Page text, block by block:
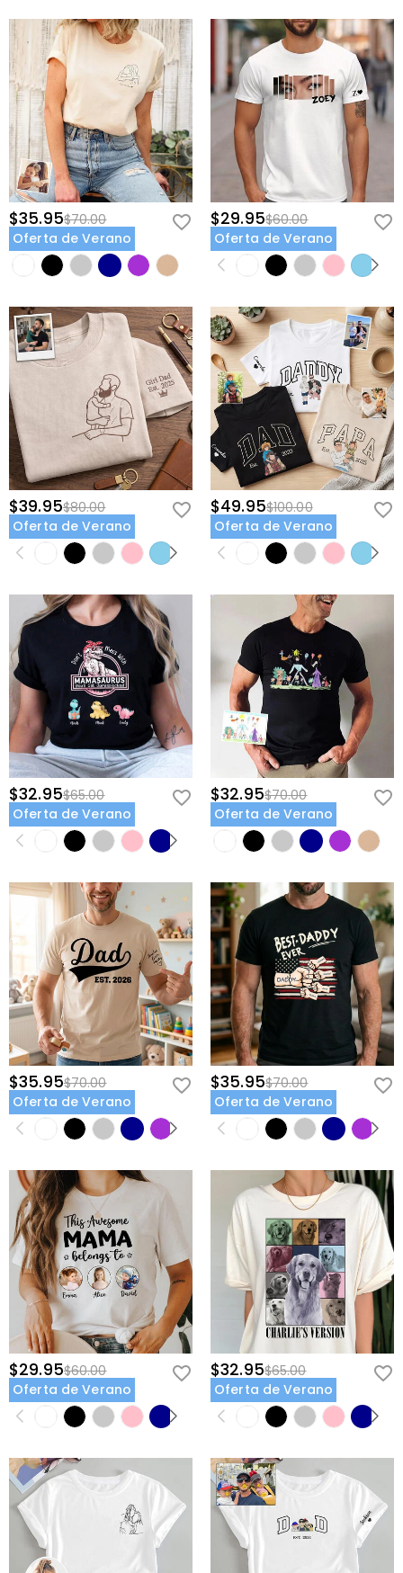
$35.95$70.00
Oferta de Verano
$29.95$60.00
Oferta de Verano
$39.95$80.00
Oferta de Verano
$49.95$100.00
Oferta de Verano
$32.95$65.00
Oferta de Verano
$32.95$70.00
Oferta de Verano
$35.95$70.00
Oferta de Verano
$35.95$70.00
Oferta de Verano
$29.95$60.00
Oferta de Verano
$32.95$65.00
Oferta de Verano